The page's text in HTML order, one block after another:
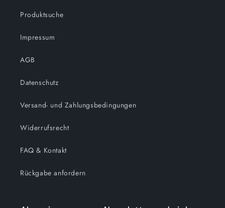
Produktsuche
Impressum
AGB
Datenschutz
Versand- und Zahlungsbedingungen
Widerrufsrecht
FAQ & Kontakt
Rückgabe anfordern